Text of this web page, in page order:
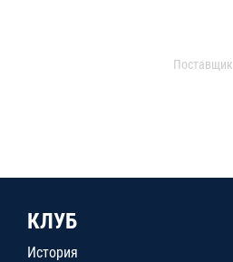
Поставщик
КЛУБ
История